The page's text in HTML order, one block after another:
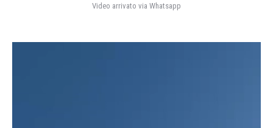
Video arrivato via Whatsapp